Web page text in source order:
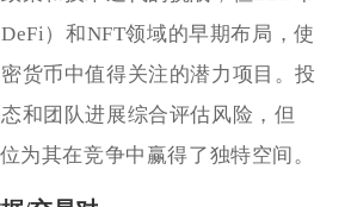
）和NFT领域的早期布局，使
货币中值得关注的潜力项目。投
和团队进展综合评估风险，但
为其在竞争中赢得了独特空间。